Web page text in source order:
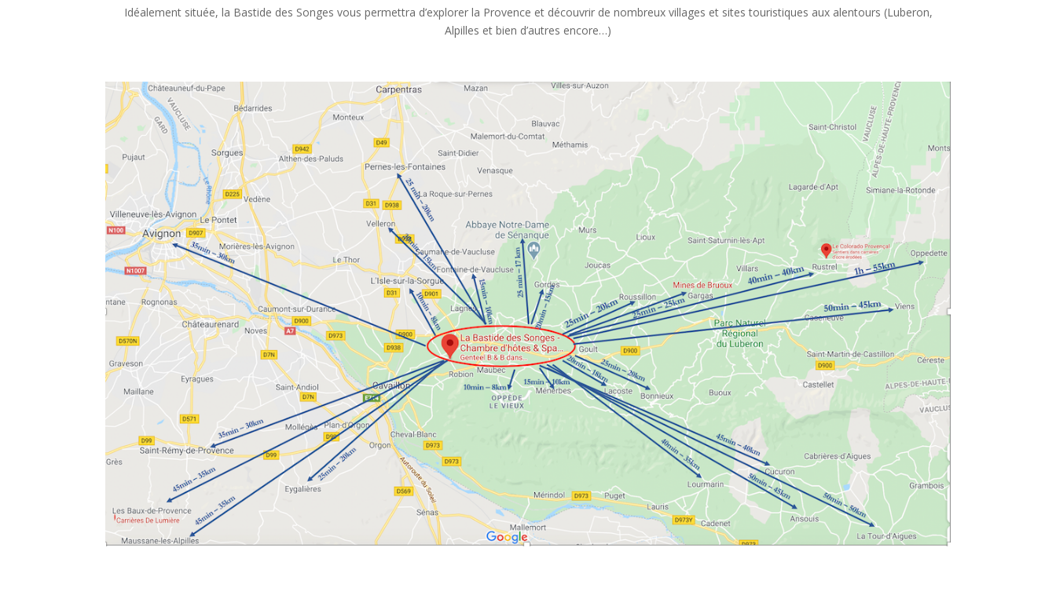
Idéalement située, la Bastide des Songes vous permettra d’explorer la Provence et découvrir de nombreux villages et sites touristiques aux alentours (Luberon,
Alpilles et bien d’autres encore…)